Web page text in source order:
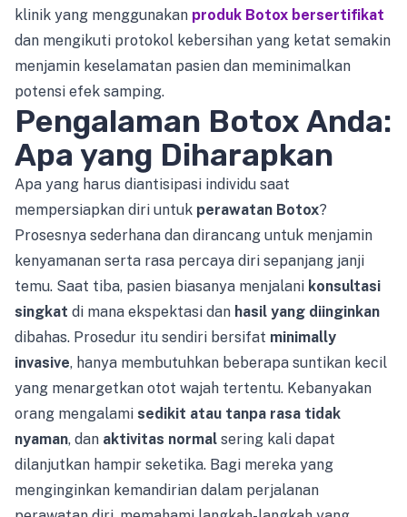
klinik yang menggunakan produk Botox bersertifikat
dan mengikuti protokol kebersihan yang ketat semakin
menjamin keselamatan pasien dan meminimalkan
potensi efek samping.
Pengalaman Botox Anda:
Apa yang Diharapkan
Apa yang harus diantisipasi individu saat
mempersiapkan diri untuk perawatan Botox?
Prosesnya sederhana dan dirancang untuk menjamin
kenyamanan serta rasa percaya diri sepanjang janji
temu. Saat tiba, pasien biasanya menjalani konsultasi
singkat di mana ekspektasi dan hasil yang diinginkan
dibahas. Prosedur itu sendiri bersifat minimally
invasive, hanya membutuhkan beberapa suntikan kecil
yang menargetkan otot wajah tertentu. Kebanyakan
orang mengalami sedikit atau tanpa rasa tidak
nyaman, dan aktivitas normal sering kali dapat
dilanjutkan hampir seketika. Bagi mereka yang
menginginkan kemandirian dalam perjalanan